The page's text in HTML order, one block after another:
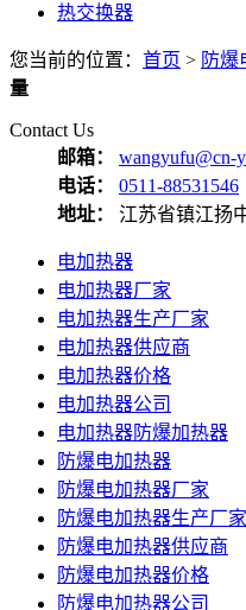
热交换器
您当前的位置： 首页 > 防爆
量
Contact Us
邮箱：
wangyufu@cn-
电话：
0511-88531546
地址：
江苏省镇江扬
电加热器
电加热器厂家
电加热器生产厂家
电加热器供应商
电加热器价格
电加热器公司
电加热器防爆加热器
防爆电加热器
防爆电加热器厂家
防爆电加热器生产厂家
防爆电加热器供应商
防爆电加热器价格
防爆电加热器公司